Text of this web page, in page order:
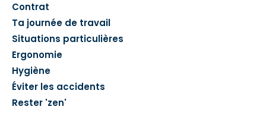
Contrat
Ta journée de travail
Situations particulières
Ergonomie
Hygiène
Éviter les accidents
Rester 'zen'